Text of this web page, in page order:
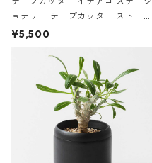
ョナリー テープカッター ストーン
サンドカラー 石調 ideaco Station
¥5,500